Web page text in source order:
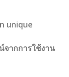
unique
ากการใช้งาน